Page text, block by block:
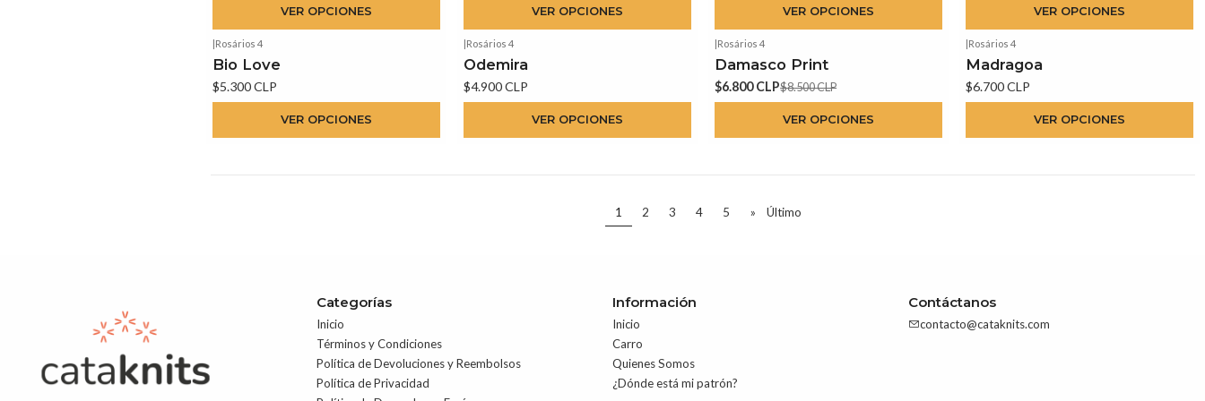
VER OPCIONES VER OPCIONES VER OPCIONES VER OPCIONES
|Rosários 4
Bio Love
$5.300 CLP
VER OPCIONES
|Rosários 4
Odemira
$4.900 CLP
VER OPCIONES
-20%OFF
|Rosários 4
Damasco Print
$6.800 CLP$8.500 CLP
VER OPCIONES
|Rosários 4
Madragoa
$6.700 CLP
VER OPCIONES
1 2 3 4 5 » Último
Categorías
Inicio
Términos y Condiciones
Política de Devoluciones y Reembolsos
Política de Privacidad
Información
Inicio
Carro
Quienes Somos
¿Dónde está mi patrón?
Contáctanos
contacto@cataknits.com